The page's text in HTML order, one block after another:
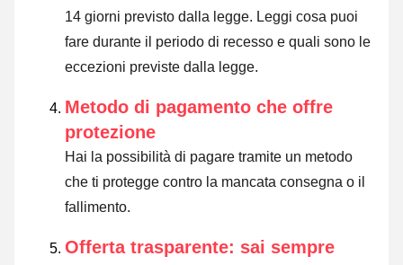
14 giorni previsto dalla legge. Leggi cosa puoi
fare durante il periodo di recesso e quali sono le
eccezioni previste dalla legge.
Metodo di pagamento che offre
protezione
Hai la possibilità di pagare tramite un metodo
che ti protegge contro la mancata consegna o il
fallimento.
Offerta trasparente: sai sempre